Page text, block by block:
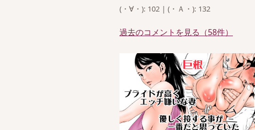
(・∀・): 102 | (・Ａ・): 132
過去のコメントを見る（58件）